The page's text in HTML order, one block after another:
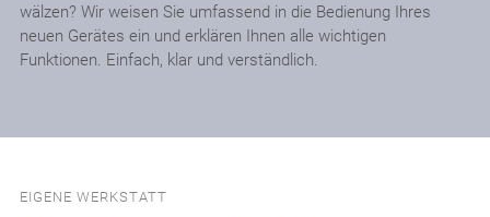
wälzen? Wir weisen Sie umfassend in die Bedienung Ihres
neuen Gerätes ein und erklären Ihnen alle wichtigen
Funktionen. Einfach, klar und verständlich.
EIGENE WERKSTATT